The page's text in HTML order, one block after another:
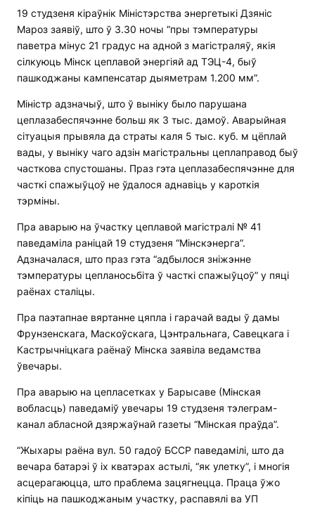
19 студзеня кіраўнік Міністэрства энергетыкі Дзяніс
Мароз заявіў, што ў 3.30 ночы “пры тэмпературы
паветра мінус 21 градус на адной з магістраляў, якія
сілкуюць Мінск цеплавой энергіяй ад ТЭЦ-4, быў
пашкоджаны кампенсатар дыяметрам 1.200 мм”.
Міністр адзначыў, што ў выніку было парушана
цеплазабеспячэнне больш як 3 тыс. дамоў. Аварыйная
сітуацыя прывяла да страты каля 5 тыс. куб. м цёплай
вады, у выніку чаго адзін магістральны цеплаправод быў
часткова спустошаны. Праз гэта цеплазабеспячэнне для
часткі спажыўцоў не ўдалося аднавіць у кароткія
тэрміны.
Пра аварыю на ўчастку цеплавой магістралі № 41
паведаміла раніцай 19 студзеня “Мінскэнерга”.
Адзначалася, што праз гэта “адбылося зніжэнне
тэмпературы цепланосьбіта ў часткі спажыўцоў” у пяці
раёнах сталіцы.
Пра паэтапнае вяртанне цяпла і гарачай вады ў дамы
Фрунзенскага, Маскоўскага, Цэнтральнага, Савецкага і
Кастрычніцкага раёнаў Мінска заявіла ведамства
ўвечары.
Пра аварыю на цепласетках у Барысаве (Мінская
вобласць) паведаміў увечары 19 студзеня тэлеграм-
канал абласной дзяржаўнай газеты “Мінская праўда”.
“Жыхары раёна вул. 50 гадоў БССР паведамілі, што да
вечара батарэі ў іх кватэрах астылі, “як улетку”, і многія
асцерагаюцца, што праблема зацягнецца. Праца ўжо
кіпіць на пашкоджаным участку, распавялі ва УП